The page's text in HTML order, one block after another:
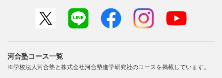
河合塾コース一覧
※学校法人河合塾と株式会社河合塾進学研究社のコースを掲載しています。